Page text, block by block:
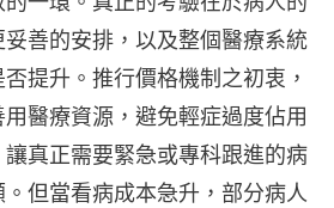
妥善的安排，以及整個醫療系統
提升。推行價格機制之初衷，
醫療資源，避免輕症過度佔用
真正需要緊急或專科跟進的病
但當看病成本急升，部分病人